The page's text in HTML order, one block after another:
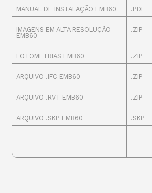
MANUAL DE INSTALAÇÃO EMB60 .PDF
IMAGENS EM ALTA RESOLUÇÃO
EMB60
.ZIP
FOTOMETRIAS EMB60 .ZIP
ARQUIVO .IFC EMB60 .ZIP
ARQUIVO .RVT EMB60 .ZIP
ARQUIVO .SKP EMB60 .SKP